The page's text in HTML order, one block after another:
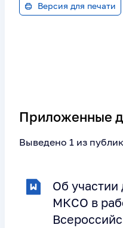
Версия для печати
Приложенные
Выведено 1 из
Об
МКСО в